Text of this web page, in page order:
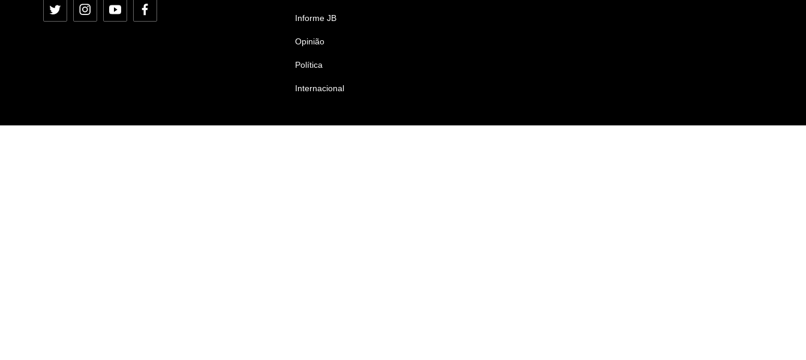
Twitter InstagramYouTubeFacebook Informe JB
Opinião
Política
Internacional